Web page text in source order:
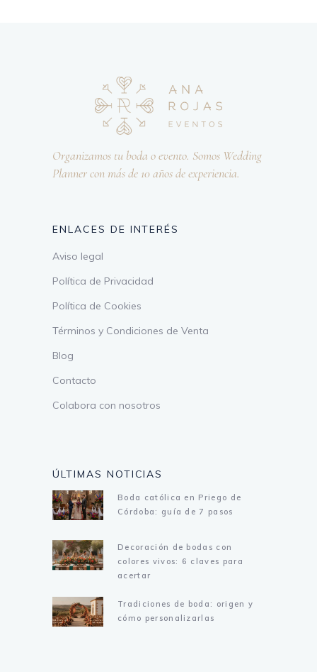
Organizamos tu boda o evento. Somos Wedding
Planner con más de 10 años de experiencia.
ENLACES DE INTERÉS
Aviso legal
Política de Privacidad
Política de Cookies
Términos y Condiciones de Venta
Blog
Contacto
Colabora con nosotros
ÚLTIMAS NOTICIAS
Boda católica en Priego de
Córdoba: guía de 7 pasos
Decoración de bodas con
colores vivos: 6 claves para
acertar
Tradiciones de boda: origen y
cómo personalizarlas